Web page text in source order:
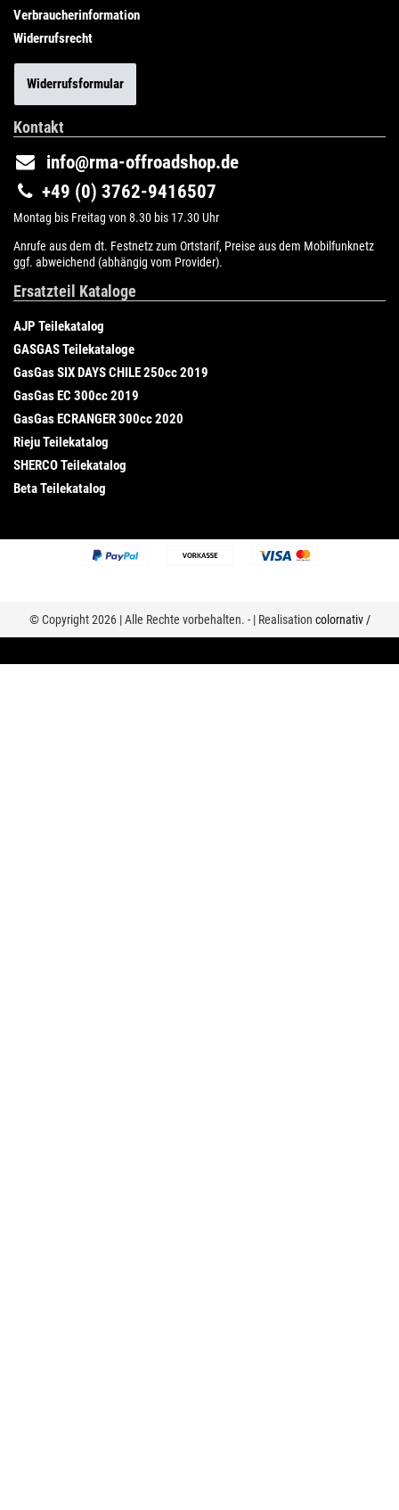
Verbraucherinformation
Widerrufsrecht
Widerrufsformular
Kontakt
info@rma-offroadshop.de
+49 (0) 3762-9416507
Montag bis Freitag von 8.30 bis 17.30 Uhr
Anrufe aus dem dt. Festnetz zum Ortstarif, Preise aus dem Mobilfunknetz
ggf. abweichend (abhängig vom Provider).
Ersatzteil Kataloge
AJP Teilekatalog
GASGAS Teilekataloge
GasGas SIX DAYS CHILE 250cc 2019
GasGas EC 300cc 2019
GasGas ECRANGER 300cc 2020
Rieju Teilekatalog
SHERCO Teilekatalog
Beta Teilekatalog
© Copyright 2026 | Alle Rechte vorbehalten. - | Realisation colornativ /